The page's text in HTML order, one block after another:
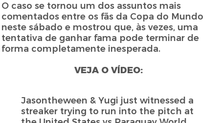
O caso se tornou um dos assuntos mais
comentados entre os fãs da Copa do Mundo
neste sábado e mostrou que, às vezes, uma
tentativa de ganhar fama pode terminar de
forma completamente inesperada.
VEJA O VÍDEO:
Jasontheween & Yugi just witnessed a
streaker trying to run into the pitch at